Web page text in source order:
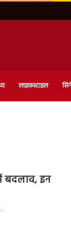
लाइफ़स्टाइल
बदलाव, इन